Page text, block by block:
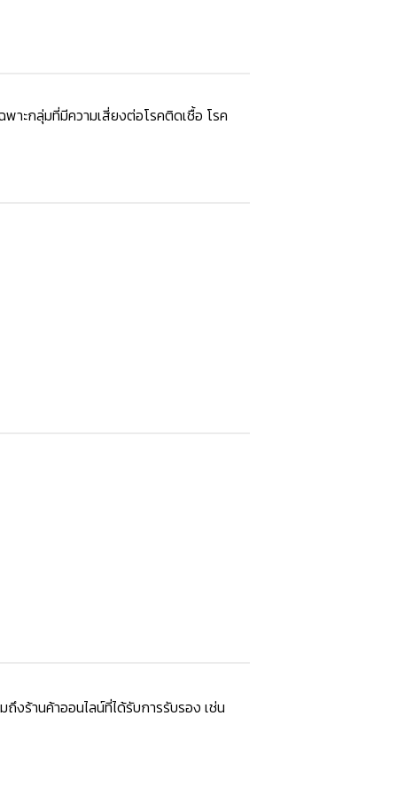
ะกลุ่มที่มีความเสี่ยงต่อโรคติดเชื้อ โรค
ถึงร้านค้าออนไลน์ที่ได้รับการรับรอง เช่น